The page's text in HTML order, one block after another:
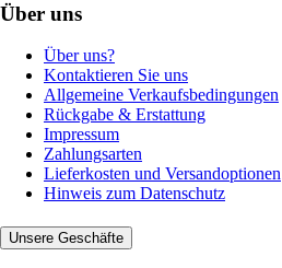
Über uns
Über uns?
Kontaktieren Sie uns
Allgemeine Verkaufsbedingungen
Rückgabe & Erstattung
Impressum
Zahlungsarten
Lieferkosten und Versandoptionen
Hinweis zum Datenschutz
Unsere Geschäfte